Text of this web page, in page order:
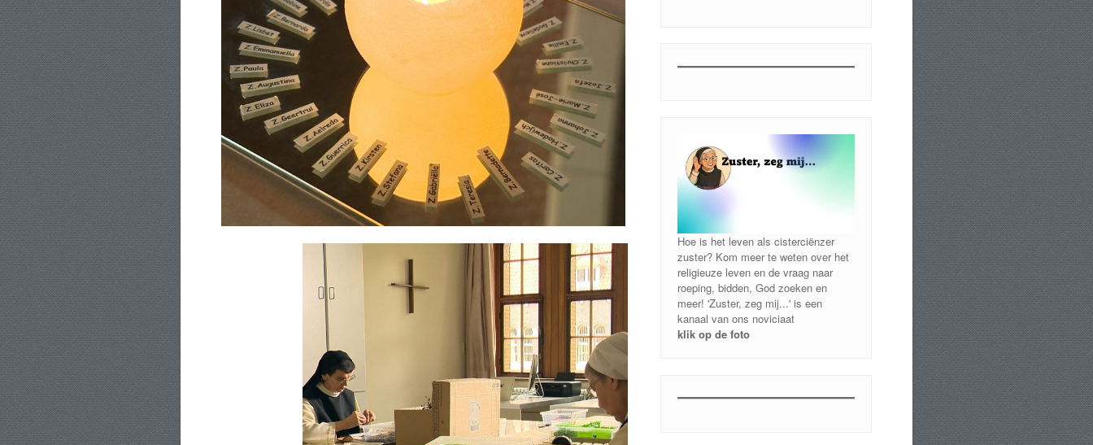
Hoe is het leven als cisterciënzer
zuster? Kom meer te weten over het
religieuze leven en de vraag naar
roeping, bidden, God zoeken en
meer! 'Zuster, zeg mij...' is een
kanaal van ons noviciaat
klik op de foto